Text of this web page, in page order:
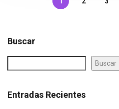
Buscar
Buscar
Entradas Recientes